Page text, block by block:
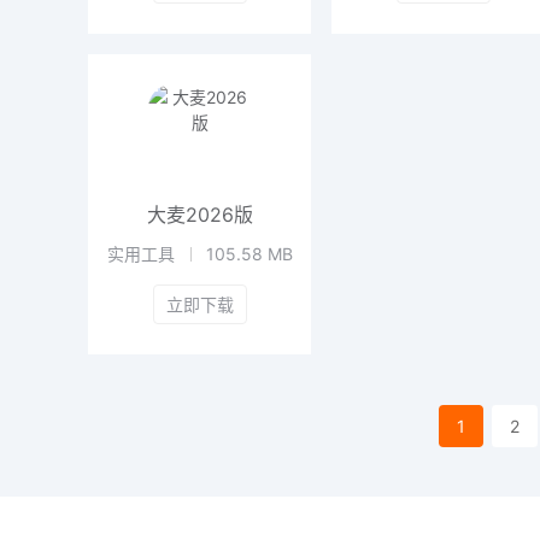
大麦2026版
实用工具 105.58 MB
立即下载
1 2